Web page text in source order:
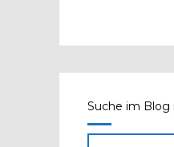
Suche im Blog